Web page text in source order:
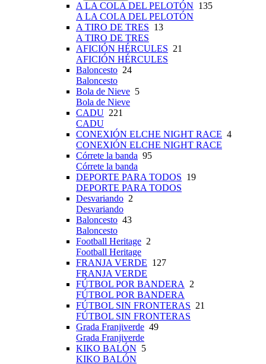
A LA COLA DEL PELOTÓN 135
A LA COLA DEL PELOTÓN
A TIRO DE TRES 13
A TIRO DE TRES
AFICIÓN HÉRCULES 21
AFICIÓN HÉRCULES
Baloncesto 24
Baloncesto
Bola de Nieve 5
Bola de Nieve
CADU 221
CADU
CONEXIÓN ELCHE NIGHT RACE 4
CONEXIÓN ELCHE NIGHT RACE
Córrete la banda 95
Córrete la banda
DEPORTE PARA TODOS 19
DEPORTE PARA TODOS
Desvariando 2
Desvariando
Baloncesto 43
Baloncesto
Football Heritage 2
Football Heritage
FRANJA VERDE 127
FRANJA VERDE
FÚTBOL POR BANDERA 2
FÚTBOL POR BANDERA
FÚTBOL SIN FRONTERAS 21
FÚTBOL SIN FRONTERAS
Grada Franjiverde 49
Grada Franjiverde
KIKO BALÓN 5
KIKO BALÓN